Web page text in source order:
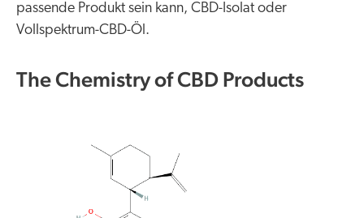
passende Produkt sein kann, CBD-Isolat oder
Vollspektrum-CBD-Öl.
The Chemistry of CBD Products